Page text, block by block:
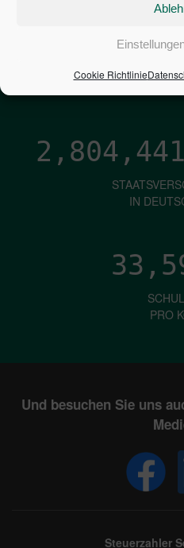
Cookie Richtlinie
IN
PRO
Und besuchen Sie uns
Steuerzahler